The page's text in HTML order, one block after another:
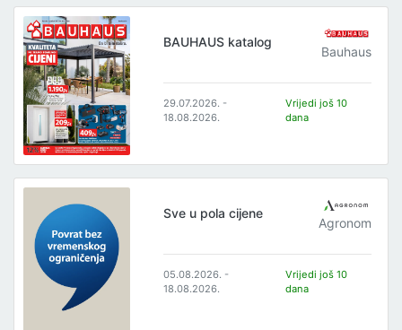
BAUHAUS katalog
Bauhaus
29.07.2026. -
18.08.2026.
Vrijedi još 10
dana
Sve u pola cijene
Agronom
05.08.2026. -
18.08.2026.
Vrijedi još 10
dana